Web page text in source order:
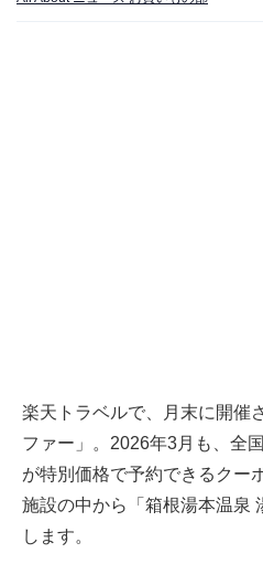
楽天トラベルで、月末に開催
ファー」。2026年3月も、全
が特別価格で予約できるクー
施設の中から「箱根湯本温泉
します。